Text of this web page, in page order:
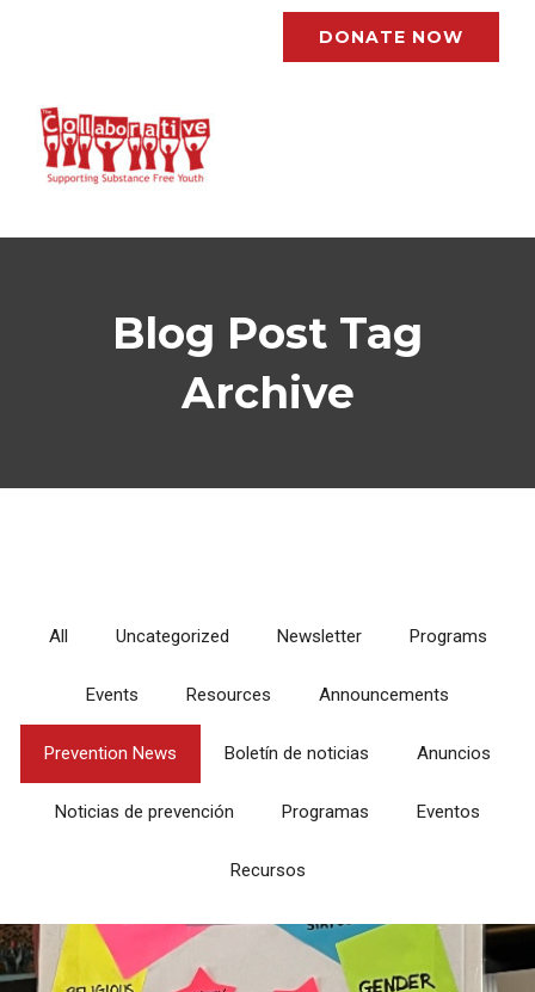
DONATE NOW
Blog Post Tag
Archive
All Uncategorized Newsletter Programs
Events Resources Announcements
Prevention News Boletín de noticias Anuncios
Noticias de prevención Programas Eventos
Recursos